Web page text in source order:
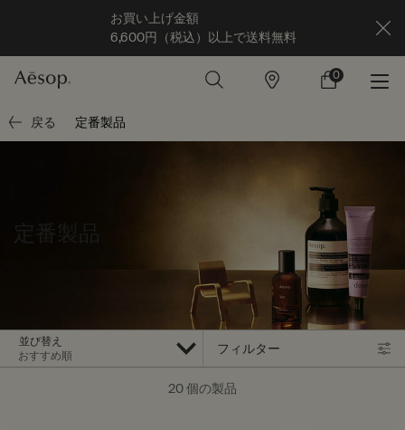
お買い上げ金額
6,600円（税込）以上で送料無料
店
カ
0
0 カート内の製
戻る 定番製品
定番製品
並び替え フィルター
フィルターメニュー
20 個の製品